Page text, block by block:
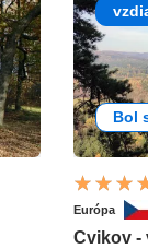
Bol
Európa
Cvikov -